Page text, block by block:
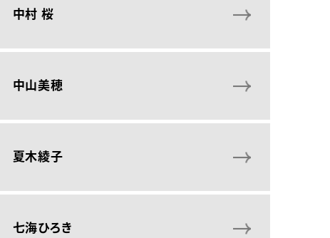
中村 桜
中山美穂
夏木綾子
七海ひろき